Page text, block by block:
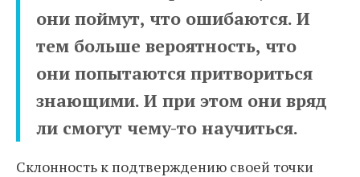
они поймут, что ошибаются. И
тем больше вероятность, что
они попытаются притвориться
знающими. И при этом они вряд
ли смогут чему-то научиться.
Склонность к подтверждению своей точки